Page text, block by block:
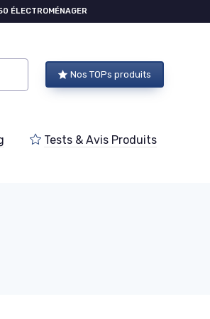
ÉLECTROMÉNAGER
Nos TOPs produits
Tests & Avis Produits